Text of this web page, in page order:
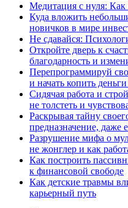
Медитация с нуля: Как
Куда вложить
новичков в мире
Не сдавайся:
Откройте дверь к
благодарность и
Перепрограммируй
и начать копить
Сидячая работа и
не толстеть и
Раскрывая тайну
предназначение, даже
Разрушение мифа о
не жонглер и как
Как построить
к финансовой свободе
Как детские травмы
карьерный путь